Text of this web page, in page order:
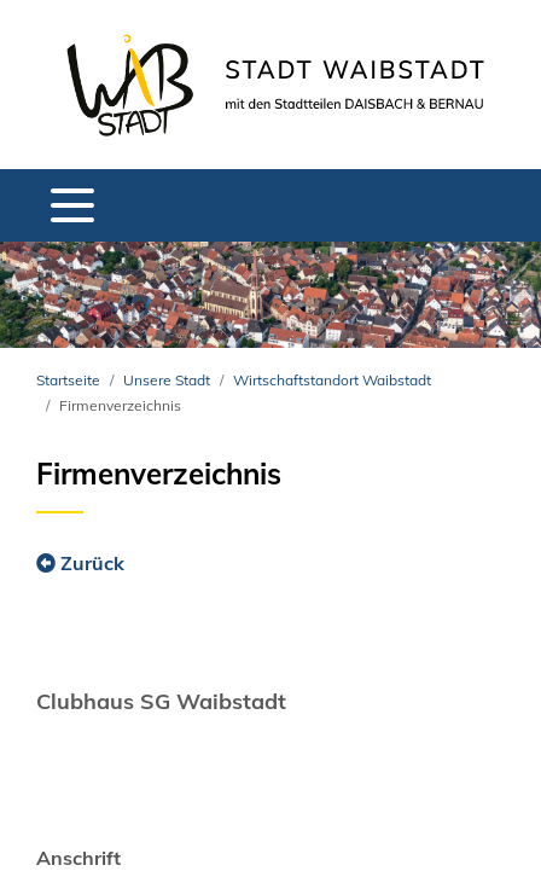
Startseite Unsere Stadt
Wirtschaftstandort Waibstadt
Firmenverzeichnis
Firmenverzeichnis
Zurück
Clubhaus SG Waibstadt
Anschrift